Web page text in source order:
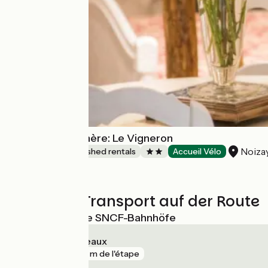
Gîtes de la Rochère: Le Vigneron
Lodgings and furnished rentals Accueil Vélo
Züge und Transport auf der Route
Nächstgelegene SNCF-Bahnhöfe
Veuves - Monteaux
810 m de l'étape